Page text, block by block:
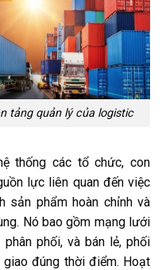
tảng quản lý của logistic
thống các tổ chức, con
lực liên quan đến việc
sản phẩm hoàn chỉnh và
Nó bao gồm mạng lưới
phối, và bán lẻ, phối
đúng thời điểm. Hoạt